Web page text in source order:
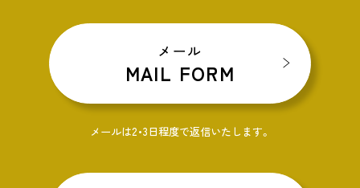
メール
MAIL FORM
メールは2・3日程度で返信いたします。